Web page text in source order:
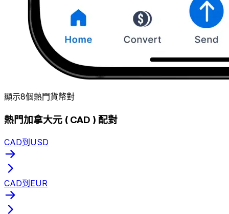
顯示8個熱門貨幣對
熱門加拿大元 ( CAD ) 配對
CAD到USD
CAD到EUR